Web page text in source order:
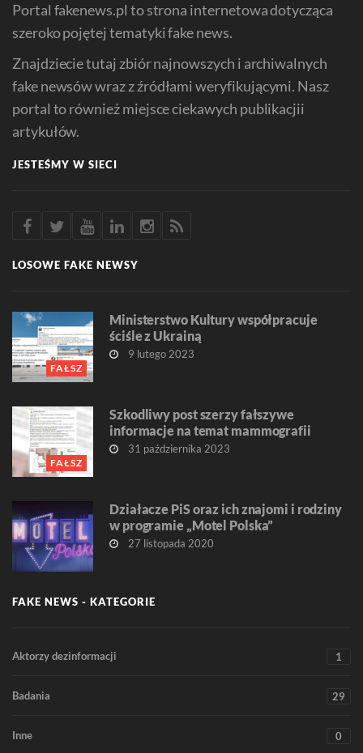
Portal fakenews.pl to strona internetowa dotycząca
szeroko pojętej tematyki fake news.
Znajdziecie tutaj zbiór najnowszych i archiwalnych
fake newsów wraz z źródłami weryfikującymi. Nasz
portal to również miejsce ciekawych publikacjii
artykułów.
JESTEŚMY W SIECI
LOSOWE FAKE NEWSY
FAŁSZ
Ministerstwo Kultury współpracuje
ściśle z Ukrainą
9 lutego 2023
FAŁSZ
Szkodliwy post szerzy fałszywe
informacje na temat mammografii
31 października 2023
Działacze PiS oraz ich znajomi i rodziny
w programie „Motel Polska”
27 listopada 2020
FAKE NEWS - KATEGORIE
Aktorzy dezinformacji 1
Badania 29
Inne 0